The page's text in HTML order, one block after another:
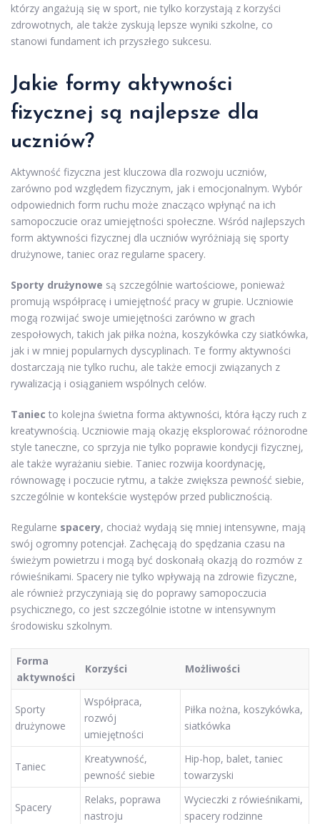
którzy angażują się w sport, nie tylko korzystają z korzyści
zdrowotnych, ale także zyskują lepsze wyniki szkolne, co
stanowi fundament ich przyszłego sukcesu.
Jakie formy aktywności
fizycznej są najlepsze dla
uczniów?
Aktywność fizyczna jest kluczowa dla rozwoju uczniów,
zarówno pod względem fizycznym, jak i emocjonalnym. Wybór
odpowiednich form ruchu może znacząco wpłynąć na ich
samopoczucie oraz umiejętności społeczne. Wśród najlepszych
form aktywności fizycznej dla uczniów wyróżniają się sporty
drużynowe, taniec oraz regularne spacery.
Sporty drużynowe są szczególnie wartościowe, ponieważ
promują współpracę i umiejętność pracy w grupie. Uczniowie
mogą rozwijać swoje umiejętności zarówno w grach
zespołowych, takich jak piłka nożna, koszykówka czy siatkówka,
jak i w mniej popularnych dyscyplinach. Te formy aktywności
dostarczają nie tylko ruchu, ale także emocji związanych z
rywalizacją i osiąganiem wspólnych celów.
Taniec to kolejna świetna forma aktywności, która łączy ruch z
kreatywnością. Uczniowie mają okazję eksplorować różnorodne
style taneczne, co sprzyja nie tylko poprawie kondycji fizycznej,
ale także wyrażaniu siebie. Taniec rozwija koordynację,
równowagę i poczucie rytmu, a także zwiększa pewność siebie,
szczególnie w kontekście występów przed publicznością.
Regularne spacery, chociaż wydają się mniej intensywne, mają
swój ogromny potencjał. Zachęcają do spędzania czasu na
świeżym powietrzu i mogą być doskonałą okazją do rozmów z
rówieśnikami. Spacery nie tylko wpływają na zdrowie fizyczne,
ale również przyczyniają się do poprawy samopoczucia
psychicznego, co jest szczególnie istotne w intensywnym
środowisku szkolnym.
Forma
aktywności
Korzyści Możliwości
Sporty
drużynowe
Współpraca,
rozwój
umiejętności
Piłka nożna, koszykówka,
siatkówka
Taniec
Kreatywność,
pewność siebie
Hip-hop, balet, taniec
towarzyski
Spacery
Relaks, poprawa
nastroju
Wycieczki z rówieśnikami,
spacery rodzinne